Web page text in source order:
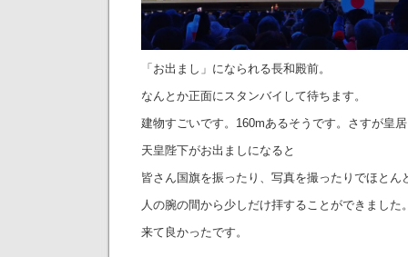
「お出まし」になられる長和殿前。
なんとか正面にスタンバイして待ちます。
建物すごいです。160mあるそうです。さすが皇
天皇陛下がお出ましになると
皆さん国旗を振ったり、写真を撮ったりでほとん
人の腕の間から少しだけ拝することができました
来て良かったです。